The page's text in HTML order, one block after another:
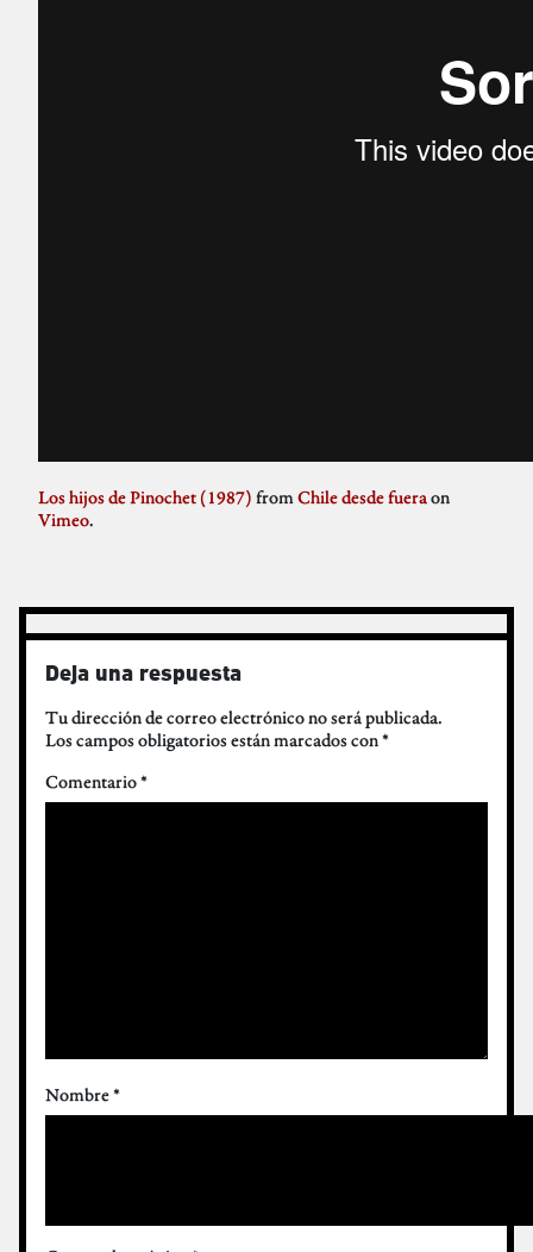
Los hijos de Pinochet (1987) fromChile desde fueraon
Vimeo.
Deja una respuesta
Tu dirección de correo electrónico no será publicada.
Los campos obligatorios están marcados con*
Comentario*
Nombre*